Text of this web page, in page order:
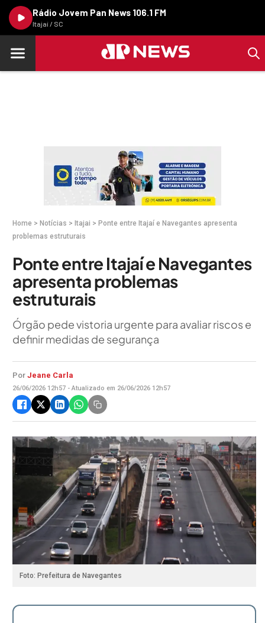
Rádio Jovem Pan News 106.1 FM
Itajaí / SC
Home > Notícias > Itajai > Ponte entre Itajaí e Navegantes apresenta
problemas estruturais
Ponte entre Itajaí e Navegantes
apresenta problemas
estruturais
Órgão pede vistoria urgente para avaliar riscos e
definir medidas de segurança
Por Jeane Carla
26/06/2026 12h57 - Atualizado em 26/06/2026 12h57
Foto: Prefeitura de Navegantes